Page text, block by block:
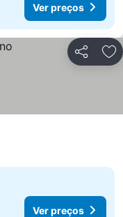
Ver preços
Partilhar
Ver preços